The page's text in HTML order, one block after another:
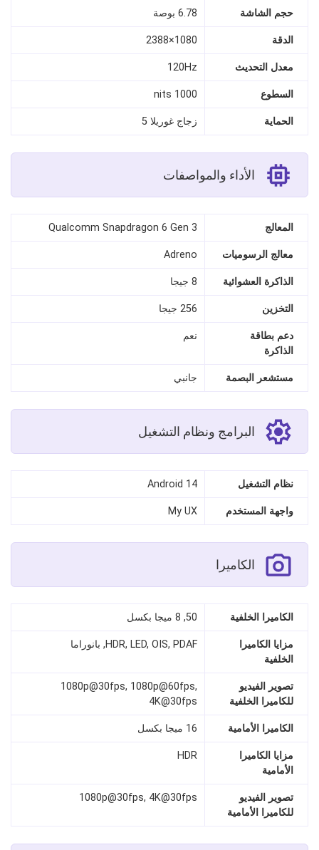
حجم الشاشة 6.78 بوصة
الدقة 1080×2388
معدل التحديث 120Hz
السطوع 1000 nits
الحماية زجاج غوريلا 5
الأداء والمواصفات
المعالج Qualcomm Snapdragon 6 Gen 3
معالج الرسوميات Adreno
الذاكرة العشوائية 8 جيجا
التخزين 256 جيجا
دعم بطاقة
الذاكرة
نعم
مستشعر البصمة جانبي
البرامج ونظام التشغيل
نظام التشغيل Android 14
واجهة المستخدم My UX
الكاميرا
الكاميرا الخلفية 50, 8 ميجا بكسل
مزايا الكاميرا
الخلفية
HDR, LED, OIS, PDAF, بانوراما
تصوير الفيديو
للكاميرا الخلفية
1080p@30fps, 1080p@60fps,
4K@30fps
الكاميرا الأمامية 16 ميجا بكسل
مزايا الكاميرا
الأمامية
HDR
تصوير الفيديو
للكاميرا الأمامية
1080p@30fps, 4K@30fps